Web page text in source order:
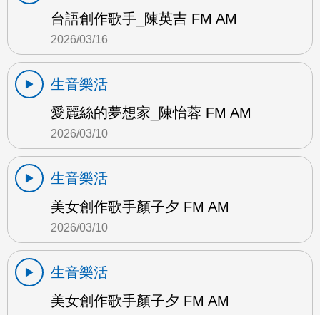
台語創作歌手_陳英吉 FM AM
2026/03/16
生音樂活
愛麗絲的夢想家_陳怡蓉 FM AM
2026/03/10
生音樂活
美女創作歌手顏子夕 FM AM
2026/03/10
生音樂活
美女創作歌手顏子夕 FM AM